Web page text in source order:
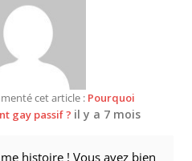
cet article : Pourquoi
gay passif ? il y a 7 mois
histoire ! Vous avez bien